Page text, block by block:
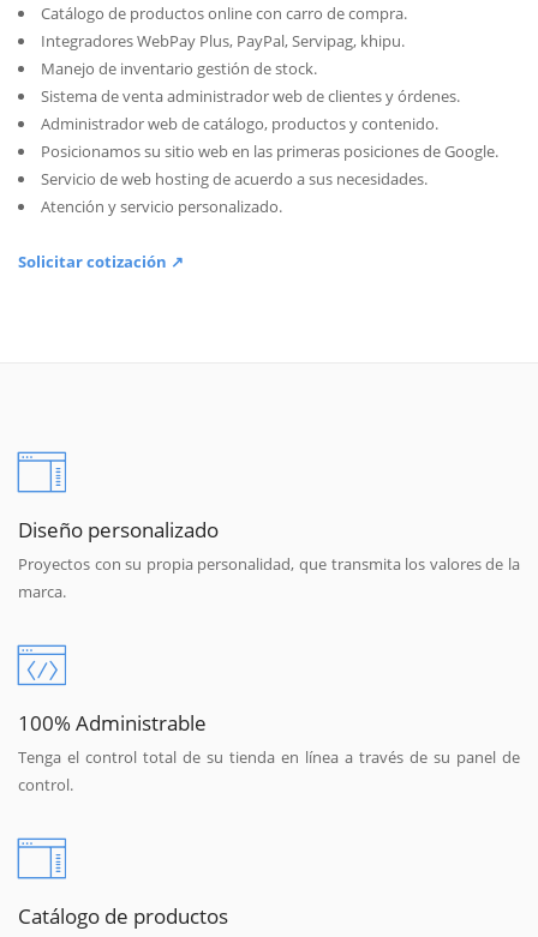
Catálogo de productos online con carro de compra.
Integradores WebPay Plus, PayPal, Servipag, khipu.
Manejo de inventario gestión de stock.
Sistema de venta administrador web de clientes y órdenes.
Administrador web de catálogo, productos y contenido.
Posicionamos su sitio web en las primeras posiciones de Google.
Servicio de web hosting de acuerdo a sus necesidades.
Atención y servicio personalizado.
Solicitar cotización ↗
Diseño personalizado
Proyectos con su propia personalidad, que transmita los valores de la
marca.
100% Administrable
Tenga el control total de su tienda en línea a través de su panel de
control.
Catálogo de productos